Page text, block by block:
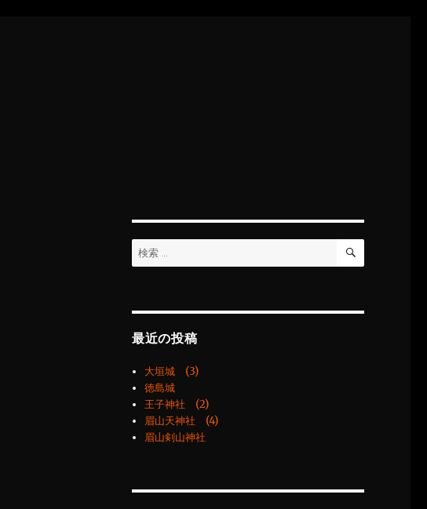
検
索:
検
最近の投稿
大垣城 (3)
徳島城
王子神社 (2)
眉山天神社 (4)
眉山剣山神社